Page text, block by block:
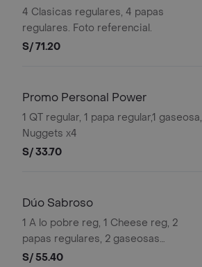
4 Clasicas regulares, 4 papas
regulares. Foto referencial.
S/ 71.20
Promo Personal Power
1 QT regular, 1 papa regular,1 gaseosa,
Nuggets x4
S/ 33.70
Dúo Sabroso
1 A lo pobre reg, 1 Cheese reg, 2
papas regulares, 2 gaseosas
personales. Foto referecial
S/ 55.40